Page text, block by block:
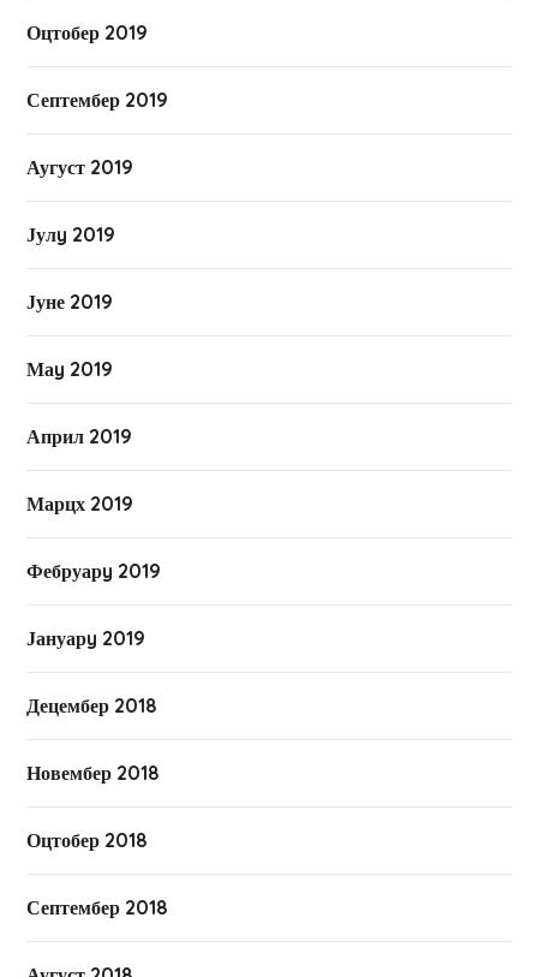
Оцтобер 2019
Септембер 2019
Аугуст 2019
Јулy 2019
Јуне 2019
Маy 2019
Април 2019
Марцх 2019
Фебруарy 2019
Јануарy 2019
Децембер 2018
Новембер 2018
Оцтобер 2018
Септембер 2018